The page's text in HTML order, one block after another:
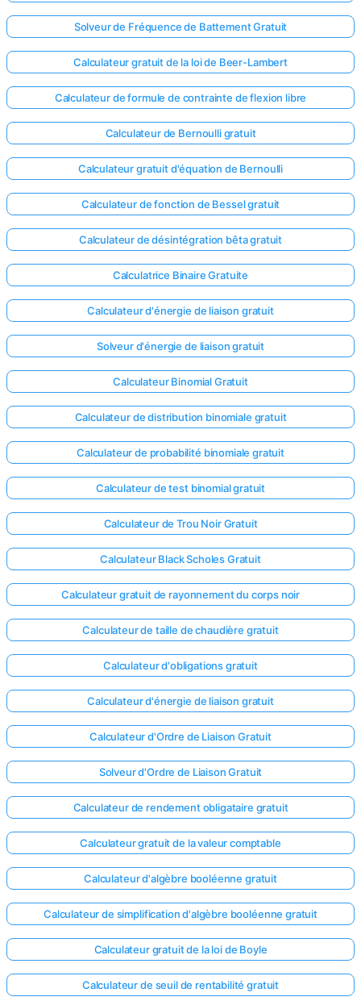
Solveur de Fréquence de Battement Gratuit
Calculateur gratuit de la loi de Beer-Lambert
Calculateur de formule de contrainte de flexion libre
Calculateur de Bernoulli gratuit
Calculateur gratuit d'équation de Bernoulli
Calculateur de fonction de Bessel gratuit
Calculateur de désintégration bêta gratuit
Calculatrice Binaire Gratuite
Calculateur d'énergie de liaison gratuit
Solveur d'énergie de liaison gratuit
Calculateur Binomial Gratuit
Calculateur de distribution binomiale gratuit
Calculateur de probabilité binomiale gratuit
Calculateur de test binomial gratuit
Calculateur de Trou Noir Gratuit
Calculateur Black Scholes Gratuit
Calculateur gratuit de rayonnement du corps noir
Calculateur de taille de chaudière gratuit
Calculateur d'obligations gratuit
Calculateur d'énergie de liaison gratuit
Calculateur d'Ordre de Liaison Gratuit
Solveur d'Ordre de Liaison Gratuit
Calculateur de rendement obligataire gratuit
Calculateur gratuit de la valeur comptable
Calculateur d'algèbre booléenne gratuit
Calculateur de simplification d'algèbre booléenne gratuit
Calculateur gratuit de la loi de Boyle
Calculateur de seuil de rentabilité gratuit